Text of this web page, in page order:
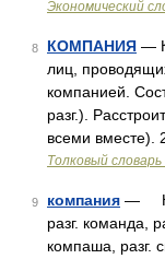
Экономический
8 КОМПАНИЯ —
лиц,
компанией.
разг.).
всеми вместе).
Толковый
9 компания —
разг. команда,
компаша, разг.